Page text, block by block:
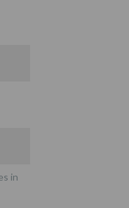
in